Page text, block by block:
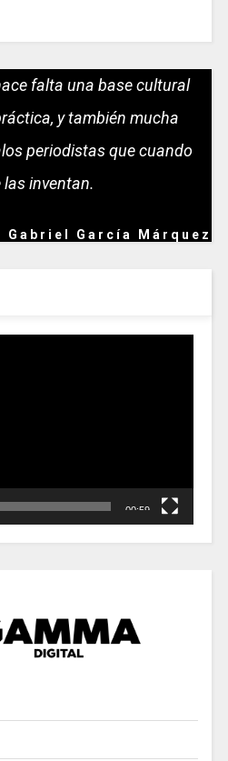
falta una base cultural
y también mucha
periodistas que cuando
inventan.
Gabriel García Márquez
00:59